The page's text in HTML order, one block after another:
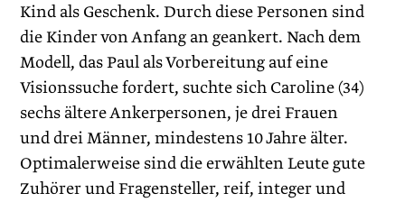
Kind als Geschenk. Durch diese Personen sind
die Kinder von Anfang an geankert. Nach dem
Modell, das Paul als Vorbereitung auf eine
Visionssuche fordert, suchte sich Caroline (34)
sechs ältere Ankerpersonen, je drei Frauen
und drei Männer, mindestens 10 Jahre älter.
Optimalerweise sind die erwählten Leute gute
Zuhörer und Fragensteller, reif, integer und